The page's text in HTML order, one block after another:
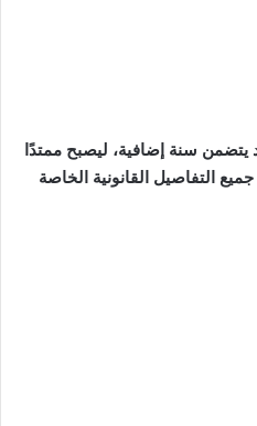
يتضمن سنة إضافية، ليصبح ممتدًا
من جميع التفاصيل القانونية الخاصة